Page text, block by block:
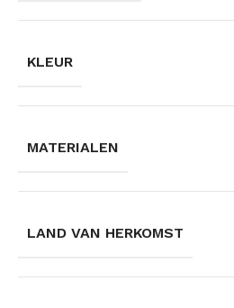
KLEUR
MATERIALEN
LAND VAN HERKOMST